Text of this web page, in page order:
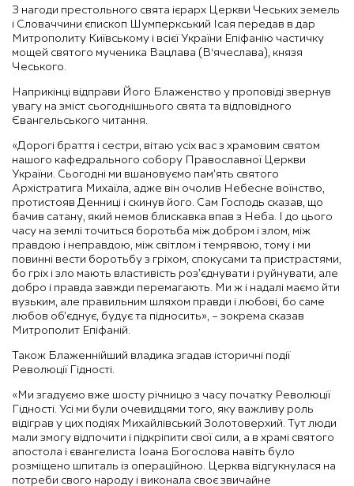
З нагоди престольного свята ієрарх Церкви Чеських земель
і Словаччини єпископ Шумперкський Ісая передав в дар
Митрополиту Київському і всієї України Епіфанію частичку
мощей святого мученика Вацлава (В‘ячеслава), князя
Чеського.
Наприкінці відправи Його Блаженство у проповіді звернув
увагу на зміст сьогоднішнього свята та відповідного
Євангельського читання.
«Дорогі браття і сестри, вітаю усіх вас з храмовим святом
нашого кафедрального собору Православної Церкви
України. Сьогодні ми вшановуємо пам’ять святого
Архістратига Михаїла, адже він очолив Небесне воїнство,
протистояв Денниці і скинув його. Сам Господь сказав, що
бачив сатану, який немов блискавка впав з Неба. І до цього
часу на землі точиться боротьба між добром і злом, між
правдою і неправдою, між світлом і темрявою, тому і ми
повинні вести боротьбу з гріхом, спокусами та пристрастями,
бо гріх і зло мають властивість роз’єднувати і руйнувати, але
добро і правда завжди перемагають. Ми ж і надалі маємо йти
вузьким, але правильним шляхом правди і любові, бо саме
любов об’єднує, будує та підносить», – зокрема сказав
Митрополит Епіфаній.
Також Блаженнійший владика згадав історичні події
Революції Гідності.
«Ми згадуємо вже шосту річницю з часу початку Революції
Гідності. Усі ми були очевидцями того, яку важливу роль
відіграв у цих подіях Михайлівський Золотоверхий. Тут люди
мали змогу відпочити і підкріпити свої сили, а в храмі святого
апостола і євангелиста Іоана Богослова навіть було
розміщено шпиталь із операційною. Церква відгукнулася на
потреби свого народу і виконала своє звичайне